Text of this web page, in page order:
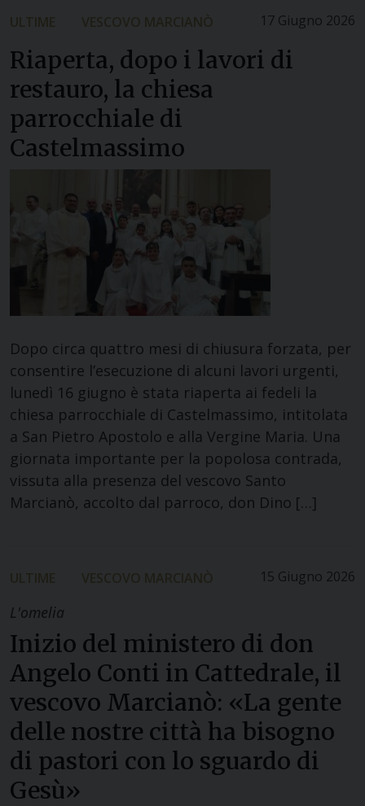
17 Giugno 2026
ULTIME VESCOVO MARCIANÒ
Riaperta, dopo i lavori di
restauro, la chiesa
parrocchiale di
Castelmassimo
Dopo circa quattro mesi di chiusura forzata, per
consentire l’esecuzione di alcuni lavori urgenti,
lunedì 16 giugno è stata riaperta ai fedeli la
chiesa parrocchiale di Castelmassimo, intitolata
a San Pietro Apostolo e alla Vergine Maria. Una
giornata importante per la popolosa contrada,
vissuta alla presenza del vescovo Santo
Marcianò, accolto dal parroco, don Dino […]
15 Giugno 2026
ULTIME VESCOVO MARCIANÒ
L'omelia
Inizio del ministero di don
Angelo Conti in Cattedrale, il
vescovo Marcianò: «La gente
delle nostre città ha bisogno
di pastori con lo sguardo di
Gesù»